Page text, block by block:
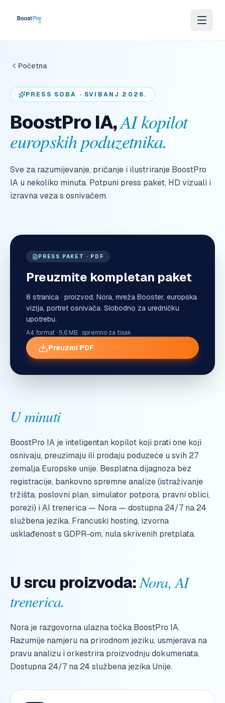
Početna
PRESS SOBA · SVIBANJ 2026.
BoostPro IA,AI kopilot
europskih poduzetnika.
Sve za razumijevanje, pričanje i ilustriranje BoostPro
IA u nekoliko minuta. Potpuni press paket, HD vizuali i
izravna veza s osnivačem.
PRESS PAKET · PDF
Preuzmite kompletan paket
8 stranica · proizvod, Nora, mreža Booster, europska
vizija, portret osnivača. Slobodno za uredničku
upotrebu.
A4 format · 5,6 MB · spremno za tisak
Preuzmi PDF
U minuti
BoostPro IA je inteligentan kopilot koji prati one koji
osnivaju, preuzimaju ili prodaju poduzeće u svih 27
zemalja Europske unije. Besplatna dijagnoza bez
registracije, bankovno spremne analize (istraživanje
tržišta, poslovni plan, simulator potpora, pravni oblici,
porezi) i AI trenerica — Nora — dostupna 24/7 na 24
službena jezika. Francuski hosting, izvorna
usklađenost s GDPR-om, nula skrivenih pretplata.
U srcu proizvoda: Nora, AI
trenerica.
Nora je razgovorna ulazna točka BoostPro IA.
Razumije namjeru na prirodnom jeziku, usmjerava na
pravu analizu i orkestrira proizvodnju dokumenata.
Dostupna 24/7 na 24 službena jezika Unije.